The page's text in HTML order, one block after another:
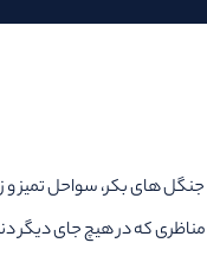
جنگل های بکر، سواحل تمیز
که در هیچ جای دیگر